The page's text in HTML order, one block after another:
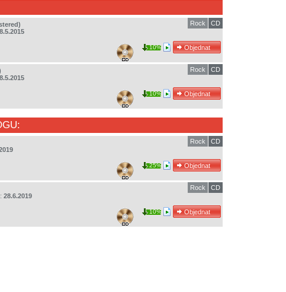
CD
Rock
10%
CD
Rock
10%
CD
Rock
25%
28.6.2019
CD
Rock
10%